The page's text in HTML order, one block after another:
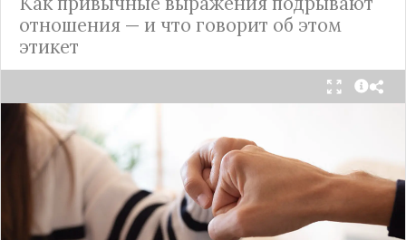
отношения — и что говорит об этом
этикет
Мы часто думаем, что доверие рушится из-за
серьёзных предательств. Но на самом деле оно
трещит по швам гораздо раньше — в момент,
когда в разговоре звучит невинная на первый
взгляд фраза. Подробнее об этом рассказывает
«Этикет и психология общения» на Дзене.